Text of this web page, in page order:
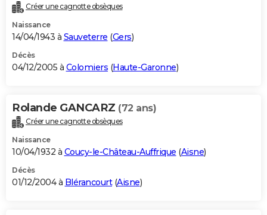
Créer une cagnotte obsèques
Naissance
14/04/1943 à Sauveterre (Gers)
Décès
04/12/2005 à Colomiers (Haute-Garonne)
Rolande GANCARZ (72 ans)
Créer une cagnotte obsèques
Naissance
10/04/1932 à Coucy-le-Château-Auffrique (Aisne)
Décès
01/12/2004 à Blérancourt(Aisne)